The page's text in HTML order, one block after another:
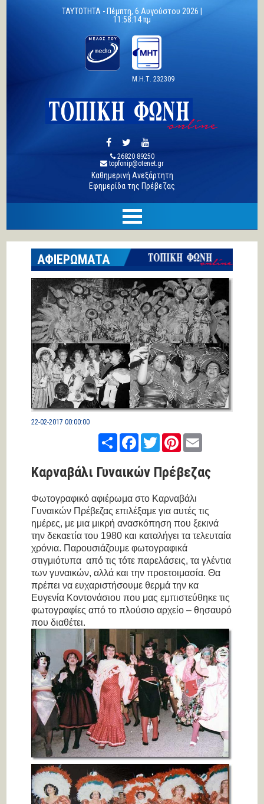
TAYTOTHTA - Πέμπτη, 6 Αυγούστου 2026 |
11:58:15 πμ
Μ.Η.Τ. 232309
26820 89250
topfonip@otenet.gr
Καθημερινή Ανεξάρτητη
Εφημερίδα της Πρέβεζας
ΑΦΙΕΡΩΜΑΤΑ
22-02-2017 00:00:00
ShareFacebook
TwitterPinterestEmail
Καρναβάλι Γυναικών Πρέβεζας
Φωτογραφικό αφιέρωμα στο Καρναβάλι
Γυναικών Πρέβεζας επιλέξαμε για αυτές τις
ημέρες, με μια μικρή ανασκόπηση που ξεκινά
την δεκαετία του 1980 και καταλήγει τα τελευταία
χρόνια. Παρουσιάζουμε φωτογραφικά
στιγμιότυπα από τις τότε παρελάσεις, τα γλέντια
των γυναικών, αλλά και την προετοιμασία. Θα
πρέπει να ευχαριστήσουμε θερμά την κα
Ευγενία Κοντονάσιου που μας εμπιστεύθηκε τις
φωτογραφίες από το πλούσιο αρχείο – θησαυρό
που διαθέτει.